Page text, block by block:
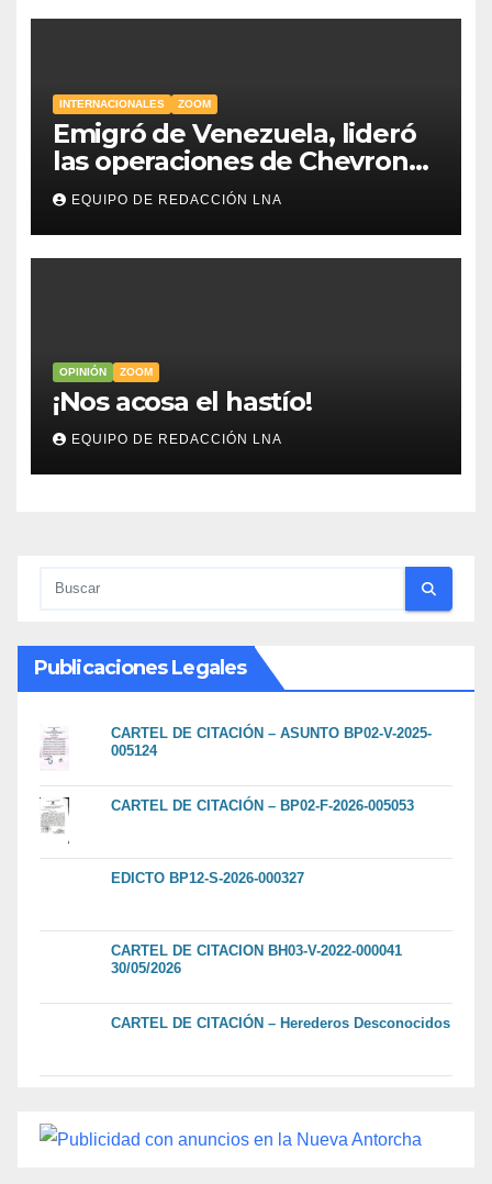
INTERNACIONALES ZOOM
Emigró de Venezuela, lideró
las operaciones de Chevron
en EE.UU. y hoy es la única
mujer CEO en Vaca Muerta
EQUIPO DE REDACCIÓN LNA
OPINIÓN ZOOM
​¡Nos acosa el hastío!
EQUIPO DE REDACCIÓN LNA
Publicaciones Legales
CARTEL DE CITACIÓN – ASUNTO BP02-V-2025-
005124
CARTEL DE CITACIÓN – BP02-F-2026-005053
EDICTO BP12-S-2026-000327
CARTEL DE CITACION BH03-V-2022-000041
30/05/2026
CARTEL DE CITACIÓN – Herederos Desconocidos